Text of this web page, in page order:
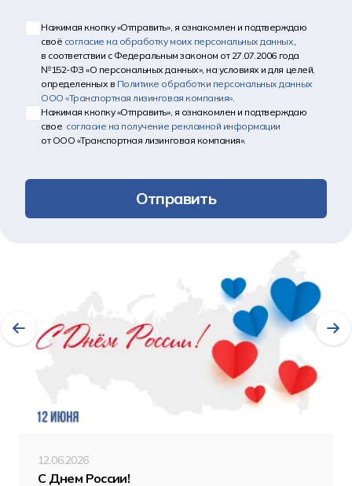
Нажимая кнопку «Отправить», я ознакомлен и подтверждаю
своё согласие на обработку моих персональных данных,
в соответствии с Федеральным законом от 27.07.2006 года
№152-ФЗ «О персональных данных», на условиях и для целей,
определенных в Политике обработки персональных данных
ООО «Транспортная лизинговая компания».
Нажимая кнопку «Отправить», я ознакомлен и подтверждаю
свое согласие на получение рекламной информации
от ООО «Транспортная лизинговая компания».
Отправить
Другие новости
12.06.2026
С Днем России!